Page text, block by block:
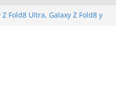
Fold8 Ultra, Galaxy Z Fold8 y